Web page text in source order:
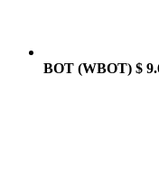
BOT (WBOT) $